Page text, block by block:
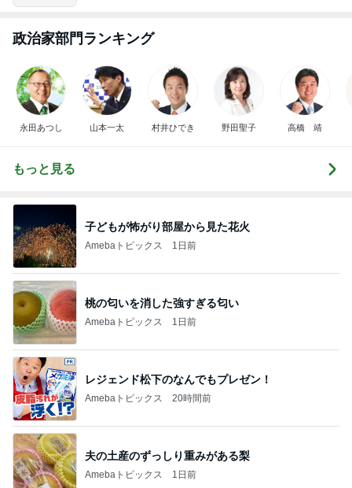
政治家部門ランキング
永田あつし 山本一太 村井ひでき 野田聖子 高橋 靖
もっと見る
子どもが怖がり部屋から見た花火
Amebaトピックス 1日前
桃の匂いを消した強すぎる匂い
Amebaトピックス 1日前
レジェンド松下のなんでもプレゼン！
Amebaトピックス 20時間前
夫の土産のずっしり重みがある梨
Amebaトピックス 1日前